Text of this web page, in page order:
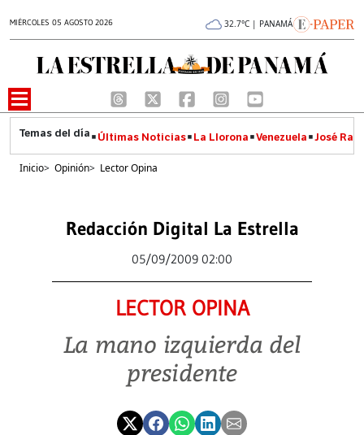
MIÉRCOLES 05 AGOSTO 2026 32.7°C | PANAMÁ
Últimas Noticias La Llorona Venezuela José
Inicio> Opinión> Lector Opina
Redacción Digital La Estrella
05/09/2009 02:00
LECTOR OPINA
La mano izquierda del
presidente